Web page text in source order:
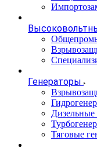
Генераторы
Дизельные
Тяговые